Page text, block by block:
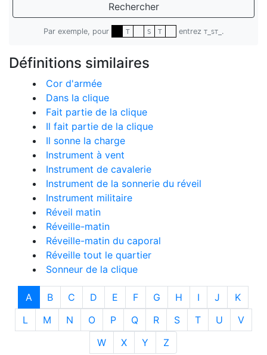
Rechercher
Par exemple, pour T S T entrez T_ST_ .
Définitions similaires
Cor d'armée
Dans la clique
Fait partie de la clique
Il fait partie de la clique
Il sonne la charge
Instrument à vent
Instrument de cavalerie
Instrument de la sonnerie du réveil
Instrument militaire
Réveil matin
Réveille-matin
Réveille-matin du caporal
Réveille tout le quartier
Sonneur de la clique
A B C D E F G H I J
K
L
M N O P Q R S T U
V
W
X Y Z